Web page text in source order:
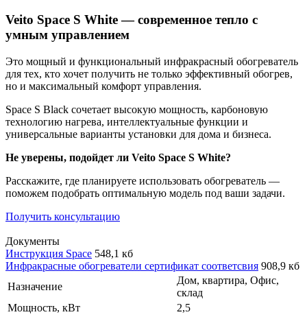
Veito Space S White — современное тепло с
умным управлением
Это мощный и функциональный инфракрасный обогреватель
для тех, кто хочет получить не только эффективный обогрев,
но и максимальный комфорт управления.
Space S Black сочетает высокую мощность, карбоновую
технологию нагрева, интеллектуальные функции и
универсальные варианты установки для дома и бизнеса.
Не уверены, подойдет ли Veito Space S White?
Расскажите, где планируете использовать обогреватель —
поможем подобрать оптимальную модель под ваши задачи.
Получить консультацию
Документы
Инструкция Space 548,1 кб
Инфракрасные обогреватели сертификат соответсвия 908,9 кб
Назначение
Дом, квартира, Офис,
склад
Мощность, кВт
2,5